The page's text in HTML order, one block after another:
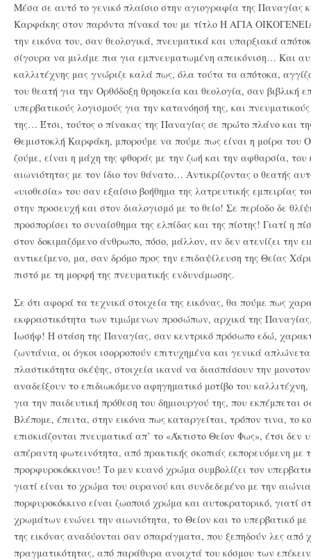
Μέσα σε αυτό το γενικό πλαίσιο στην αγιογραφία της Παναγίας
Καρφάκης στον παρόντα πίνακά του με τίτλο Η ΑΓΙΑ
την εικόνα του, σαν θεολογικά, πνευματικά και υπαρξιακά
σίγουρα να μιλάμε πια για εμπνευματωμένη απεικόνιση… Και
καλλιτέχνης μας γνώριζε καλά πως, όλα τούτα τα απότοκα,
του θεατή για την Ορθόδοξη θρησκεία και θεολογία, σαν βιβλική
υπερβατικούς λογισμούς για την κατανόησή της, και
της… Έτσι, τούτος ο πίνακας της Παναγίας σε πρώτο πλάνο και
Θεμιστοκλή Καρφάκη, μπορούμε να πούμε πως είναι η μοίρα του
ζούμε, είναι η μάχη της φθοράς με την ζωή και την αφθαρσία,
αιωνιότητας με τον ίδιο τον θάνατο… Αντικρίζοντας ο θεατής
«υιοθεσία» του σαν εξαίσιο βοήθημα της λατρευτικής εμπειρίας
στην προσευχή και στον διαλογισμό με το θείο! Σε περίοδο δε
προσπορίσει το συναίσθημα της ελπίδας και της πίστης! Γιατί η
στον δοκιμαζόμενο άνθρωπο, πόσο, μάλλον, αν δεν ατενίζει την
αντικείμενο, μα, σαν δρόμο προς την επιδαψίλευση της Θείας
πιστό με τη μορφή της πνευματικής ενδυνάμωσης.
Σε ότι αφορά τα τεχνικά στοιχεία της εικόνας, θα πούμε πως
εκφραστικότητα των τιμώμενων προσώπων, αρχικά της
Ιωσήφ! Η στάση της Παναγίας, σαν κεντρικό πρόσωπο εδώ,
ζωντάνια, οι όγκοι ισορροπούν επιτυχημένα και γενικά
πλαστικότητα σκέψης, στοιχεία ικανά να διασπάσουν την
αναδείξουν το επιδιωκόμενο αφηγηματικό μοτίβο του
για την παιδευτική πρόθεση του δημιουργού της, που εκπέμπεται
Βλέπομε, έπειτα, στην εικόνα πως καταργείται, τρόπον τινα, το
επισκιάζονται πνευματικά απ’ το «Άκτιστο Θείον Φως», έτσι δεν
απέραντη φωτεινότητα, από πρακτικής σκοπιάς εκπορευόμενη με
προρφυροκόκκινου! Το μεν κυανό χρώμα συμβολίζει τον
γιατί είναι το χρώμα του ουρανού και συνδεδεμένο με την
πορφυροκόκκινο είναι ζωοποιό χρώμα και αυτοκρατορικό, γιατί
χρωμάτων ενώνει την αιωνιότητα, το Θείον και το υπερβατικό
της εικόνας αναδύονται σαν σπαράγματα, που ξεπηδούν λες από
πραγματικότητας, από παράθυρα ανοιχτά του κόσμου των